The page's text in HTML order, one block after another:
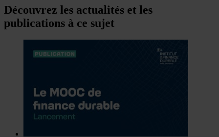
Découvrez les actualités et les
publications à ce sujet